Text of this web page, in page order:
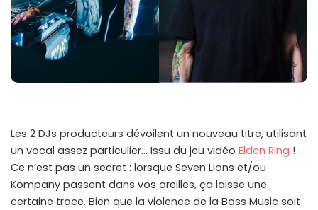
Les 2 DJs producteurs dévoilent un nouveau titre, utilisant
un vocal assez particulier… Issu du jeu vidéo Elden Ring !
Ce n’est pas un secret : lorsque Seven Lions et/ou
Kompany passent dans vos oreilles, ça laisse une
certaine trace. Bien que la violence de la Bass Music soit